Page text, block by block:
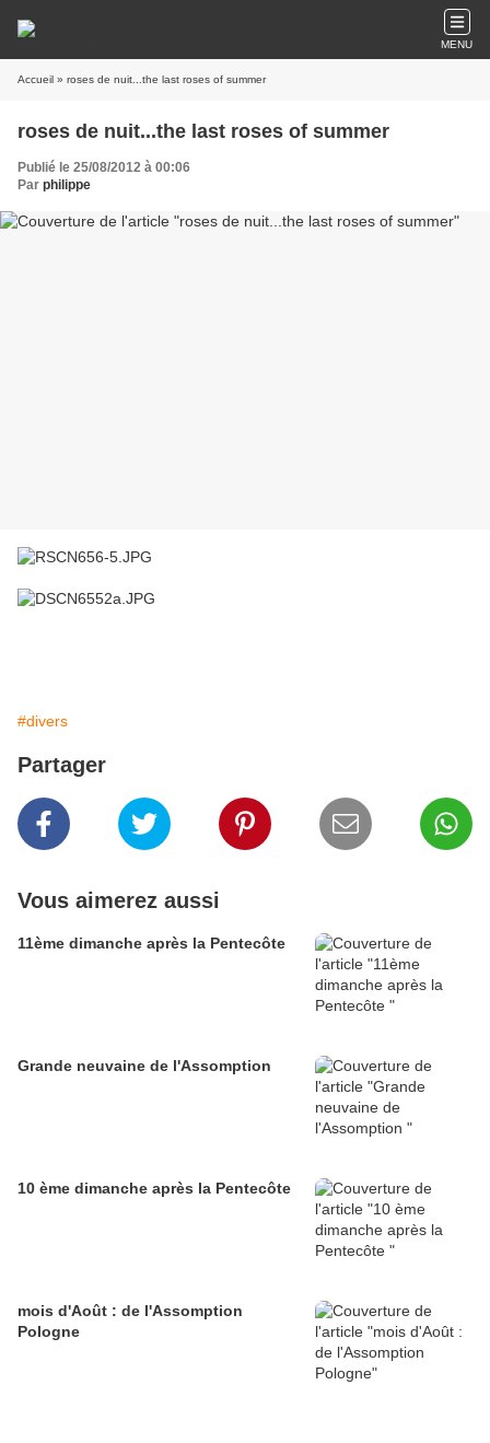
MENU
Accueil » roses de nuit...the last roses of summer
roses de nuit...the last roses of summer
Publié le 25/08/2012 à 00:06
Par philippe
#divers
Partager
Vous aimerez aussi
11ème dimanche après la Pentecôte
Grande neuvaine de l'Assomption
10 ème dimanche après la Pentecôte
mois d'Août : de l'Assomption
Pologne